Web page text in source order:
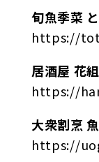
旬魚季菜
https://
居酒屋 花組
https://
大衆割烹
https://